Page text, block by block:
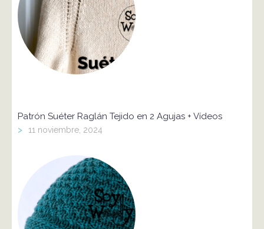
Patrón Suéter Raglán Tejido en 2 Agujas + Vídeos
> 11 noviembre, 2024